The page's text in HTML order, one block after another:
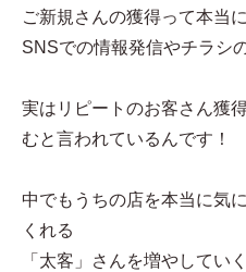
ご新規さんの獲得って本当
SNSでの情報発信やチラシ
実はリピートのお客さん獲
むと言われているんです！
中でもうちの店を本当に気
くれる
「太客」さんを増やしてい